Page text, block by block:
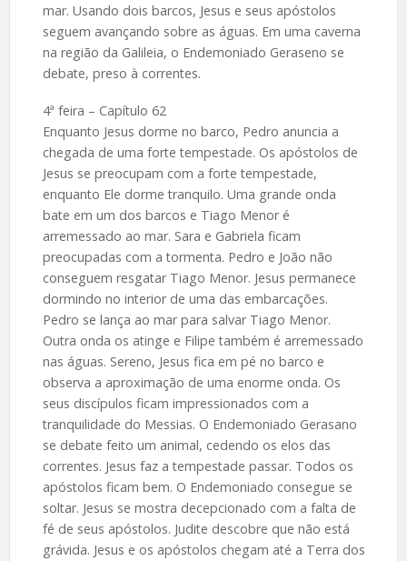
mar. Usando dois barcos, Jesus e seus apóstolos
seguem avançando sobre as águas. Em uma caverna
na região da Galileia, o Endemoniado Geraseno se
debate, preso à correntes.
4ª feira – Capítulo 62
Enquanto Jesus dorme no barco, Pedro anuncia a
chegada de uma forte tempestade. Os apóstolos de
Jesus se preocupam com a forte tempestade,
enquanto Ele dorme tranquilo. Uma grande onda
bate em um dos barcos e Tiago Menor é
arremessado ao mar. Sara e Gabriela ficam
preocupadas com a tormenta. Pedro e João não
conseguem resgatar Tiago Menor. Jesus permanece
dormindo no interior de uma das embarcações.
Pedro se lança ao mar para salvar Tiago Menor.
Outra onda os atinge e Filipe também é arremessado
nas águas. Sereno, Jesus fica em pé no barco e
observa a aproximação de uma enorme onda. Os
seus discípulos ficam impressionados com a
tranquilidade do Messias. O Endemoniado Gerasano
se debate feito um animal, cedendo os elos das
correntes. Jesus faz a tempestade passar. Todos os
apóstolos ficam bem. O Endemoniado consegue se
soltar. Jesus se mostra decepcionado com a falta de
fé de seus apóstolos. Judite descobre que não está
grávida. Jesus e os apóstolos chegam até a Terra dos